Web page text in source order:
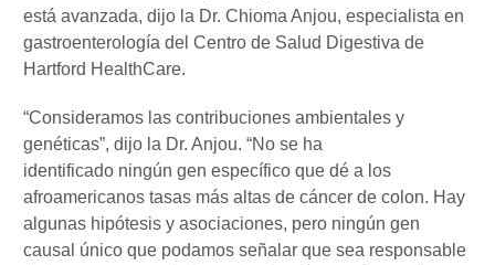
está avanzada, dijo la Dr. Chioma Anjou, especialista en
gastroenterología del Centro de Salud Digestiva de
Hartford HealthCare.
“Consideramos las contribuciones ambientales y
genéticas”, dijo la Dr. Anjou. “No se ha
identificado ningún gen específico que dé a los
afroamericanos tasas más altas de cáncer de colon. Hay
algunas hipótesis y asociaciones, pero ningún gen
causal único que podamos señalar que sea responsable